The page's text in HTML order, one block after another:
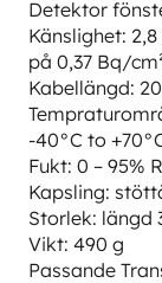
Detektor
Känslighet:
på 0,37 Bq/
Kabellängd:
-40°C to
Fukt: 0 – 95%
Kapsling:
Storlek: längd
Vikt: 490 g
Passande